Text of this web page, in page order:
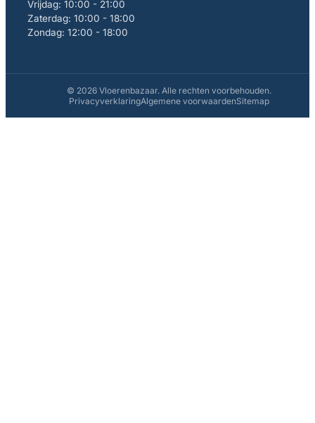
Vrijdag: 10:00 - 21:00
Zaterdag: 10:00 - 18:00
Zondag: 12:00 - 18:00
© 2026 Vloerenbazaar. Alle rechten voorbehouden.
PrivacyverklaringAlgemene voorwaardenSitemap